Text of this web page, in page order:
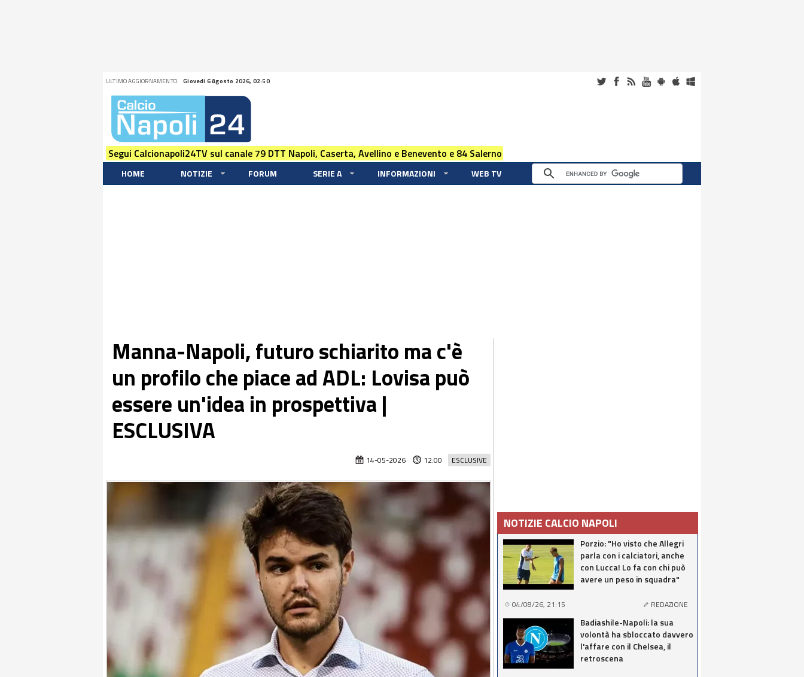
ULTIMO AGGIORNAMENTO: Giovedi 6 Agosto 2026, 02:50
Segui Calcionapoli24TV sul canale 79 DTT Napoli, Caserta, Avellino e Benevento e 84 Salerno
HOME NOTIZIE FORUM SERIE A INFORMAZIONI WEB TV
Manna-Napoli, futuro schiarito ma c'è
un profilo che piace ad ADL: Lovisa può
essere un'idea in prospettiva |
ESCLUSIVA
ESCLUSIVE
14-05-2026 12:00
NOTIZIE CALCIO NAPOLI
Porzio: "Ho visto che Allegri
parla con i calciatori, anche
con Lucca! Lo fa con chi può
avere un peso in squadra"
04/08/26, 21:15 REDAZIONE
Badiashile-Napoli: la sua
volontà ha sbloccato davvero
l'affare con il Chelsea, il
retroscena